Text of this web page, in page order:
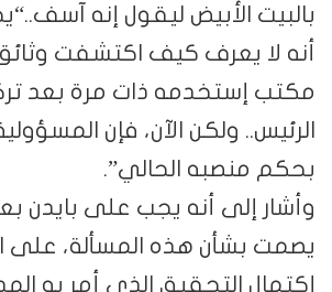
بالبيت الأبيض ليقول إنه
أنه لا يعرف كيف اكتشفت
مكتب إستخدمه ذات مرة بعد
الرئيس.. ولكن الآن، فإن
بحكم منصبه الحالي”.
وأشار إلى أنه يجب على بايدن
يصمت بشأن هذه المسألة، على
إكتمال التحقيق الذي أمر به